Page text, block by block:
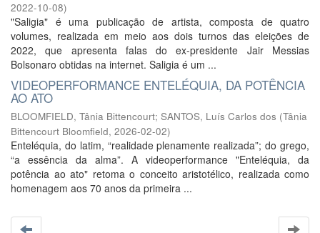
2022-10-08)
"Saligia" é uma publicação de artista, composta de quatro
volumes, realizada em meio aos dois turnos das eleições de
2022, que apresenta falas do ex-presidente Jair Messias
Bolsonaro obtidas na internet. Saligia é um ...
VIDEOPERFORMANCE ENTELÉQUIA, DA POTÊNCIA
AO ATO
BLOOMFIELD, Tânia Bittencourt; SANTOS, Luís Carlos dos (Tânia
Bittencourt Bloomfield, 2026-02-02)
Enteléquia, do latim, “realidade plenamente realizada”; do grego,
“a essência da alma”. A videoperformance "Enteléquia, da
potência ao ato" retoma o conceito aristotélico, realizada como
homenagem aos 70 anos da primeira ...